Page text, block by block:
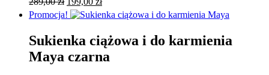
cena
wynosiła:
289,00 zł.
cena
wynosi:
199,00 zł.
Promocja!
Sukienka ciążowa i do karmienia
Maya czarna